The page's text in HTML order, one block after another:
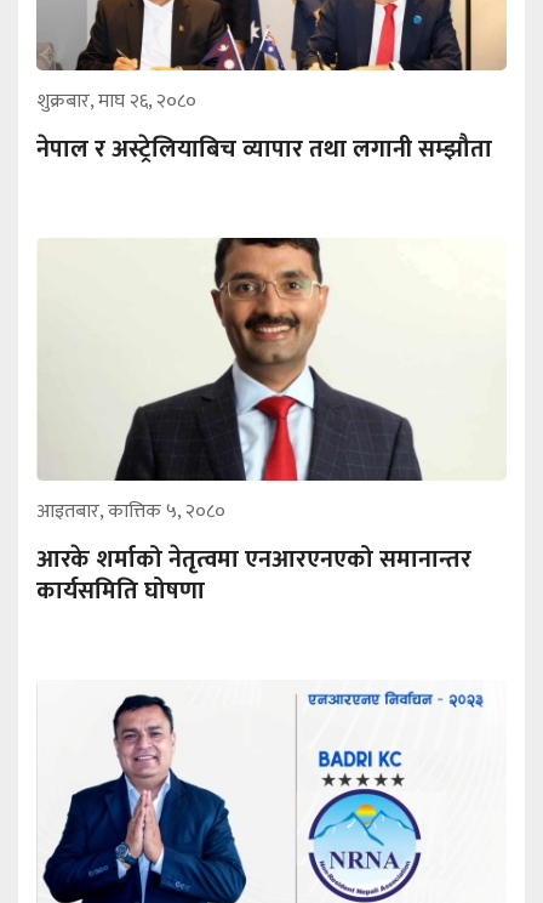
शुक्रबार, माघ २६, २०८०
नेपाल र अस्ट्रेलियाबिच व्यापार तथा लगानी सम्झौता
आइतबार, कात्तिक ५, २०८०
आरके शर्माको नेतृत्वमा एनआरएनएको समानान्तर
कार्यसमिति घोषणा